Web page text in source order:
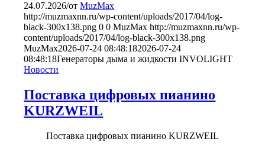
24.07.2026/отMuzMax
http://muzmaxnn.ru/wp-content/uploads/2017/04/log-
black-300x138.png 0 0 MuzMax http://muzmaxnn.ru/wp-
content/uploads/2017/04/log-black-300x138.png
MuzMax2026-07-24 08:48:182026-07-24
08:48:18Генераторы дыма и жидкости INVOLIGHT
Новости
Поставка цифровых пианино
KURZWEIL
Поставка цифровых пианино KURZWEIL